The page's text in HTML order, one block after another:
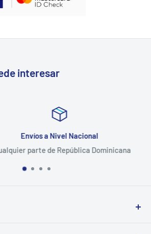
interesar
Envíos a Nivel Nacional
parte de República Dominicana